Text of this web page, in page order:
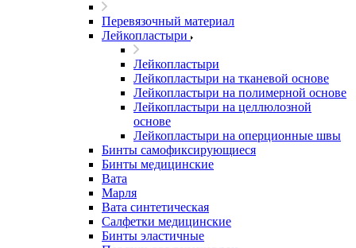
Перевязочный материал
Лейкопластыри
Лейкопластыри
Лейкопластыри на тканевой основе
Лейкопластыри на полимерной основе
Лейкопластыри на целлюлозной
основе
Лейкопластыри на оперционные швы
Бинты самофиксирующиеся
Бинты медицинские
Вата
Марля
Вата синтетическая
Салфетки медицинские
Бинты эластичные